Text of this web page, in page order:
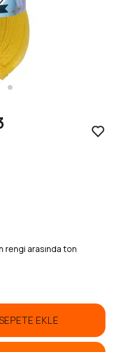
rengi arasında ton
EKLE